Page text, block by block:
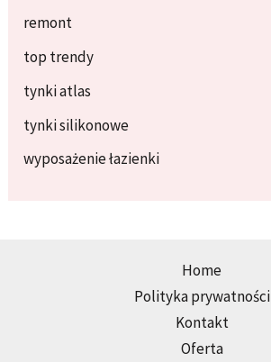
remont
top trendy
tynki atlas
tynki silikonowe
wyposażenie łazienki
Home
Polityka prywatności
Kontakt
Oferta